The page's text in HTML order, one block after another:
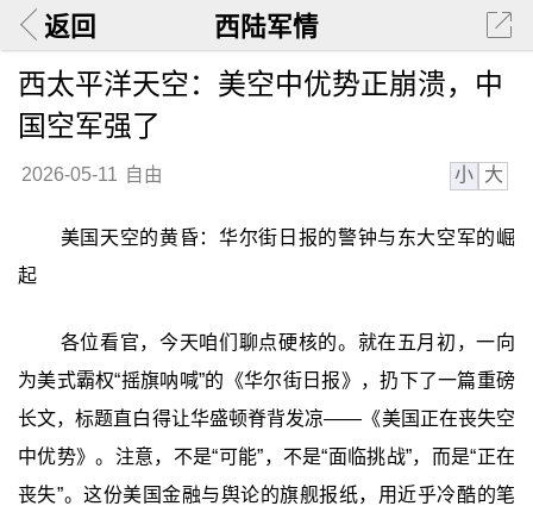
返回 西陆军情
西太平洋天空：美空中优势正崩溃，中
国空军强了
2026-05-11 自由 小 大
美国天空的黄昏：华尔街日报的警钟与东大空军的崛
起
各位看官，今天咱们聊点硬核的。就在五月初，一向
为美式霸权“摇旗呐喊”的《华尔街日报》，扔下了一篇重磅
长文，标题直白得让华盛顿脊背发凉——《美国正在丧失空
中优势》。注意，不是“可能”，不是“面临挑战”，而是‍“正在
丧失”‍。这份美国金融与舆论的旗舰报纸，用近乎冷酷的笔